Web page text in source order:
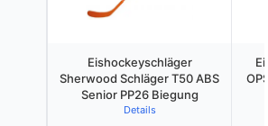
Eishockeyschläger
Sherwood Schläger T50 ABS
Senior PP26 Biegung
Details